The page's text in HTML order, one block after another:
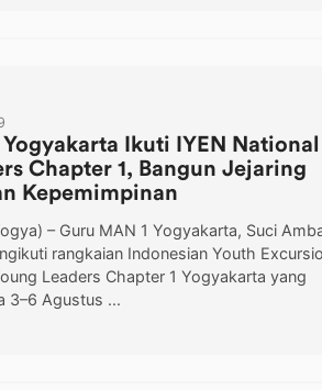
Ikuti IYEN National
Chapter 1, Bangun Jejaring
Kepemimpinan
– Guru MAN 1 Yogyakarta, Suci
rangkaian Indonesian Youth
Leaders Chapter 1 Yogyakarta yang
3–6 Agustus ...